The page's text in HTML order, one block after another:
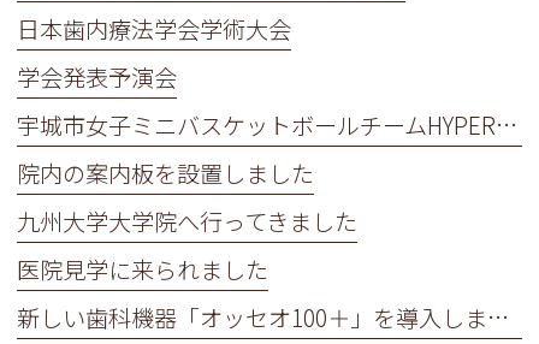
日本歯内療法学会学術大会
学会発表予演会
宇城市女子ミニバスケットボールチームHYPER BEATの皆さんが来院してくれました！
院内の案内板を設置しました
九州大学大学院へ行ってきました
医院見学に来られました
新しい歯科機器「オッセオ100＋」を導入しました